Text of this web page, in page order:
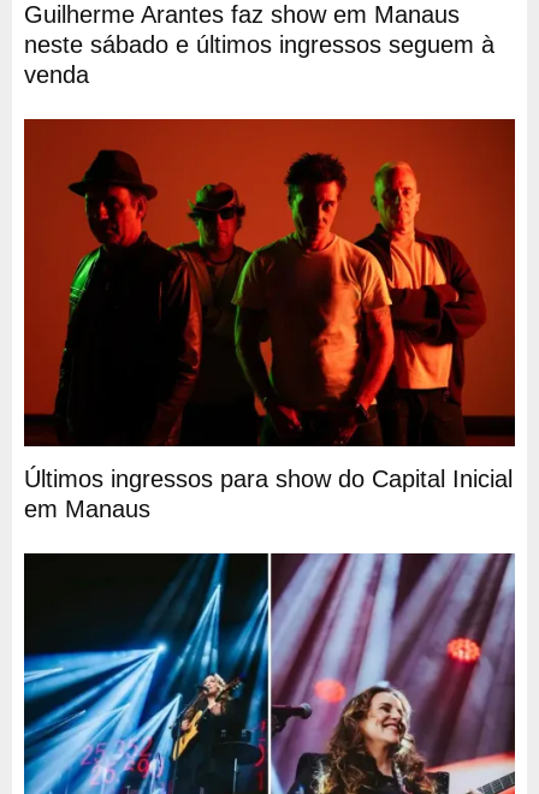
Guilherme Arantes faz show em Manaus
neste sábado e últimos ingressos seguem à
venda
Últimos ingressos para show do Capital Inicial
em Manaus